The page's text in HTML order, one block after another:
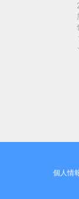
個人情